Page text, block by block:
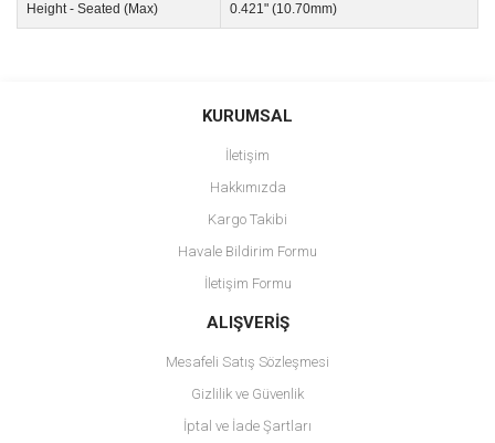
Height - Seated (Max) 0.421" (10.70mm)
Bu ürüne ilk yorumu siz yapın!
Ürün resmi kalitesiz, bozuk veya görüntülenemiyor.
Ürün açıklamasında eksik bilgiler bulunuyor.
Ürün bilgilerinde hatalar bulunuyor.
Ürün fiyatı diğer sitelerden daha pahalı.
Bu ürüne benzer farklı alternatifler olmalı.
KURUMSAL
İletişim
Hakkımızda
Kargo Takibi
Havale Bildirim Formu
İletişim Formu
ALIŞVERİŞ
Mesafeli Satış Sözleşmesi
Gizlilik ve Güvenlik
İptal ve İade Şartları